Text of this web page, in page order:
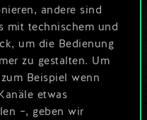
andere sind
mit technischem und
um die Bedienung
zu gestalten. Um
Beispiel wenn
etwas
–, geben wir
so viel
kann!